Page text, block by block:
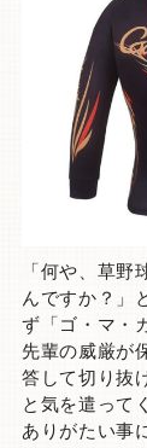
「何や、草
んですか？」
ず「ゴ・マ・
先輩の威厳が
答して切り抜
と気を遣って
ありがたい事